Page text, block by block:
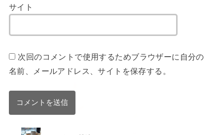
サイト
次回のコメントで使用するためブラウザーに自分の
名前、メールアドレス、サイトを保存する。